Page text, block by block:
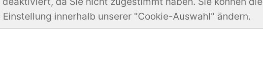
innerhalb unserer "Cookie-Auswahl" ändern.